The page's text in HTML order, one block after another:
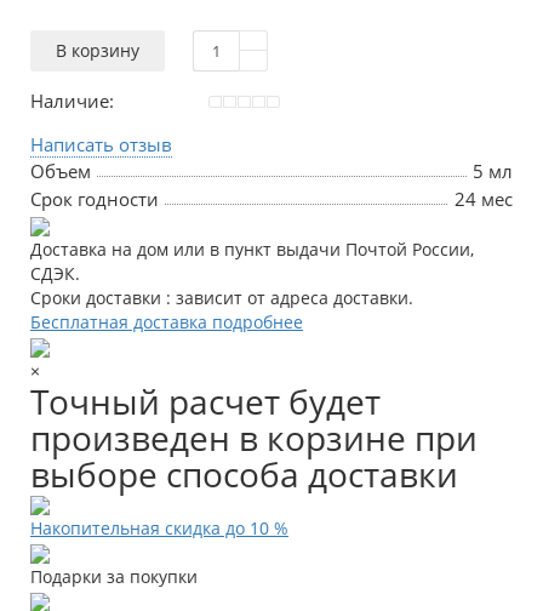
В корзину
Наличие:
Написать отзыв
Объем
5 мл
Срок годности
24 мес
Доставка на дом или в пункт выдачи Почтой России,
СДЭК.
Сроки доставки : зависит от адреса доставки.
Бесплатная доставка подробнее
×
Точный расчет будет
произведен в корзине при
выборе способа доставки
Накопительная скидка до 10 %
Подарки за покупки